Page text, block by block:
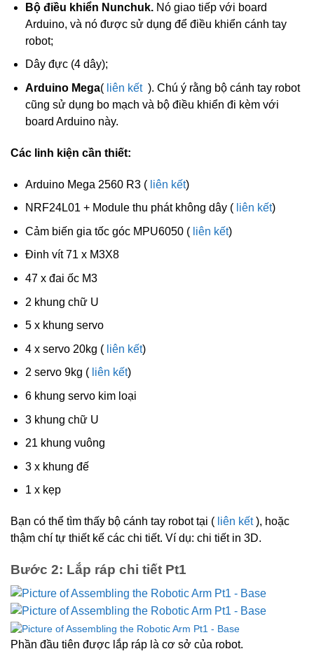
Bộ điều khiển Nunchuk. Nó giao tiếp với board
Arduino, và nó được sử dụng để điều khiển cánh tay
robot;
Dây đực (4 dây);
Arduino Mega( liên kết). Chú ý rằng bộ cánh tay robot
cũng sử dụng bo mạch và bộ điều khiển đi kèm với
board Arduino này.
Các linh kiện cần thiết:
Arduino Mega 2560 R3 ( liên kết)
NRF24L01 + Module thu phát không dây ( liên kết)
Cảm biến gia tốc góc MPU6050 ( liên kết)
Đinh vít 71 x M3X8
47 x đai ốc M3
2 khung chữ U
5 x khung servo
4 x servo 20kg ( liên kết)
2 servo 9kg ( liên kết)
6 khung servo kim loại
3 khung chữ U
21 khung vuông
3 x khung đế
1 x kẹp
Bạn có thể tìm thấy bộ cánh tay robot tại ( liên kết), hoặc
thậm chí tự thiết kế các chi tiết. Ví dụ: chi tiết in 3D.
Bước 2: Lắp ráp chi tiết Pt1
Phần đầu tiên được lắp ráp là cơ sở của robot.